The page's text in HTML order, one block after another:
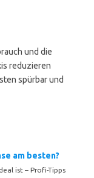
und die
reduzieren
spürbar und
am besten?
ist – Profi-Tipps